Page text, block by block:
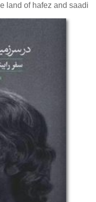
land of hafez and saadi